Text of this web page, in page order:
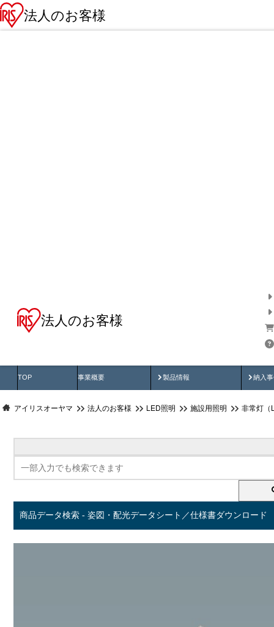
法人のお客様
法人のお客様
TOP 事業概要 製品情報
製品動画 納入
納
アイリスオーヤマ 法人のお客様 LED照明 施設用照明 非常灯（
商品データ検索 - 姿図・配光データシート／仕様書ダウンロード